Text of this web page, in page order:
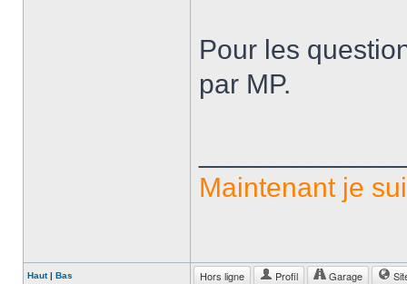
Pour les
par MP.
Maintenant je
Haut| Bas Hors ligne Profil Garage